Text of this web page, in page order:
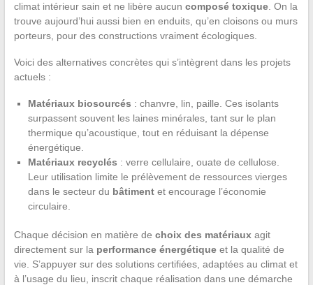
climat intérieur sain et ne libère aucun composé toxique. On la
trouve aujourd’hui aussi bien en enduits, qu’en cloisons ou murs
porteurs, pour des constructions vraiment écologiques.
Voici des alternatives concrètes qui s’intègrent dans les projets
actuels :
Matériaux biosourcés : chanvre, lin, paille. Ces isolants
surpassent souvent les laines minérales, tant sur le plan
thermique qu’acoustique, tout en réduisant la dépense
énergétique.
Matériaux recyclés : verre cellulaire, ouate de cellulose.
Leur utilisation limite le prélèvement de ressources vierges
dans le secteur du bâtimentet encourage l’économie
circulaire.
Chaque décision en matière de choix des matériauxagit
directement sur la performance énergétiqueet la qualité de
vie. S’appuyer sur des solutions certifiées, adaptées au climat et
à l’usage du lieu, inscrit chaque réalisation dans une démarche